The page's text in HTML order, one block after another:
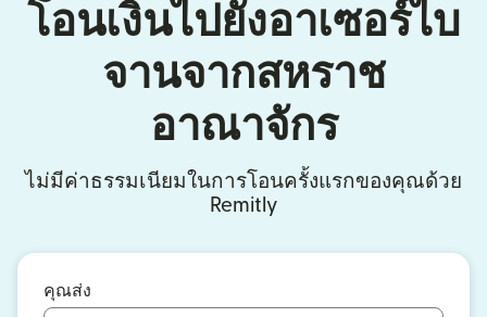
โอนเงินไปยังอาเซอร์ไบ
จานจากสหราช
อาณาจักร
ไม่มีค่าธรรมเนียมในการโอนครั้งแรกของคุณด้วย
Remitly
คุณส่ง